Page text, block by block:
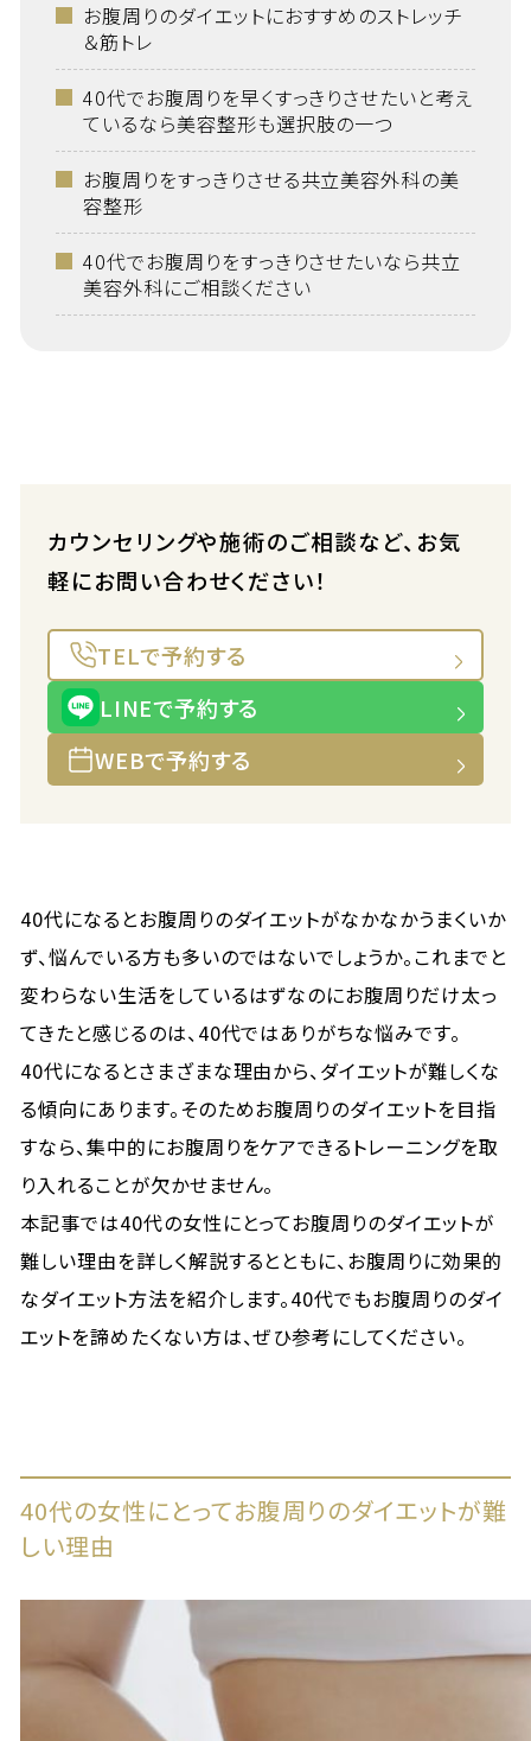
お腹周りのダイエットにおすすめのストレッチ
＆筋トレ
40代でお腹周りを早くすっきりさせたいと考え
ているなら美容整形も選択肢の一つ
お腹周りをすっきりさせる共立美容外科の美
容整形
40代でお腹周りをすっきりさせたいなら共立
美容外科にご相談ください
カウンセリングや施術のご相談など、お気
軽にお問い合わせください！
TELで予約する
LINEで予約する
WEBで予約する
40代になるとお腹周りのダイエットがなかなかうまくいか
ず、悩んでいる方も多いのではないでしょうか。これまでと
変わらない生活をしているはずなのにお腹周りだけ太っ
てきたと感じるのは、40代ではありがちな悩みです。
40代になるとさまざまな理由から、ダイエットが難しくな
る傾向にあります。そのためお腹周りのダイエットを目指
すなら、集中的にお腹周りをケアできるトレーニングを取
り入れることが欠かせません。
本記事では40代の女性にとってお腹周りのダイエットが
難しい理由を詳しく解説するとともに、お腹周りに効果的
なダイエット方法を紹介します。40代でもお腹周りのダイ
エットを諦めたくない方は、ぜひ参考にしてください。
40代の女性にとってお腹周りのダイエットが難
しい理由